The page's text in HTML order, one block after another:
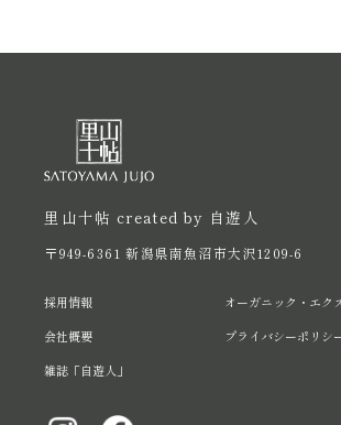
里山十帖 created by 自遊人
〒949-6361 新潟県南魚沼市大沢1209-6
採用情報
会社概要
雑誌「自遊人」
オーガニック・エク
プライバシーポリシ